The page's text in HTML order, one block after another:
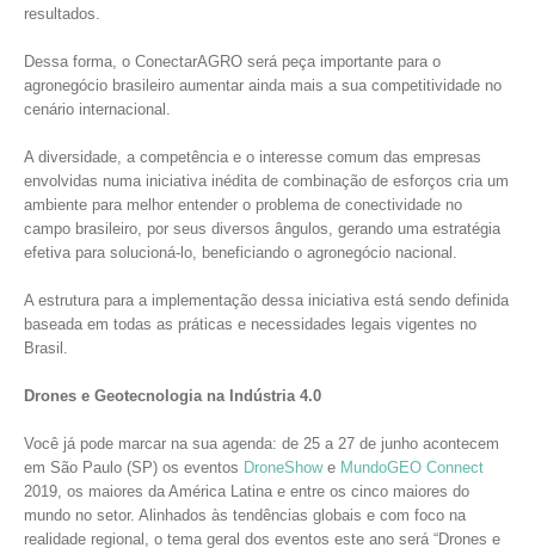
resultados.
Dessa forma, o ConectarAGRO será peça importante para o
agronegócio brasileiro aumentar ainda mais a sua competitividade no
cenário internacional.
A diversidade, a competência e o interesse comum das empresas
envolvidas numa iniciativa inédita de combinação de esforços cria um
ambiente para melhor entender o problema de conectividade no
campo brasileiro, por seus diversos ângulos, gerando uma estratégia
efetiva para solucioná-lo, beneficiando o agronegócio nacional.
A estrutura para a implementação dessa iniciativa está sendo definida
baseada em todas as práticas e necessidades legais vigentes no
Brasil.
Drones e Geotecnologia na Indústria 4.0
Você já pode marcar na sua agenda: de 25 a 27 de junho acontecem
em São Paulo (SP) os eventos DroneShowe MundoGEO Connect
2019, os maiores da América Latina e entre os cinco maiores do
mundo no setor. Alinhados às tendências globais e com foco na
realidade regional, o tema geral dos eventos este ano será “Drones e